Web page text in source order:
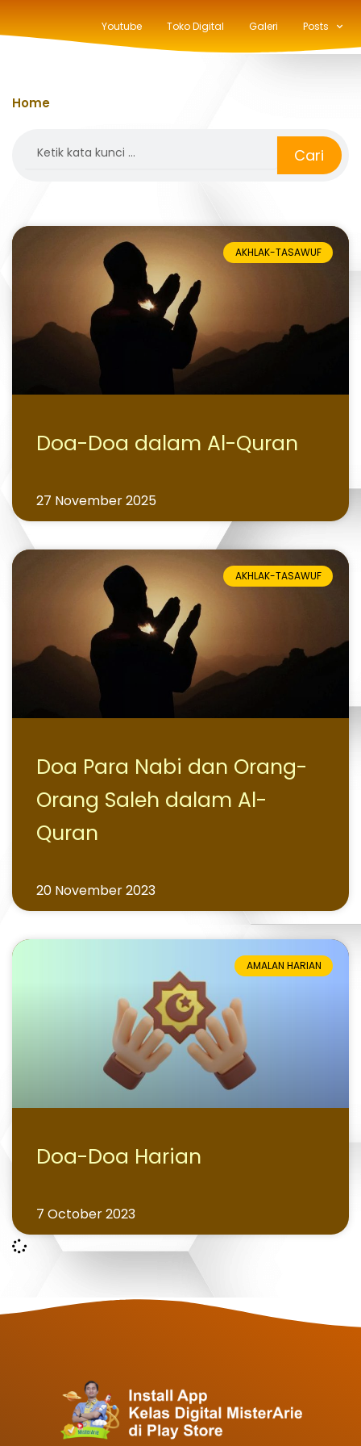
Youtube Toko Digital Galeri Posts
Home
Cari
AKHLAK-TASAWUF
Doa-Doa dalam Al-Quran
27 November 2025
AKHLAK-TASAWUF
Doa Para Nabi dan Orang-
Orang Saleh dalam Al-
Quran
20 November 2023
AMALAN HARIAN
Doa-Doa Harian
7 October 2023